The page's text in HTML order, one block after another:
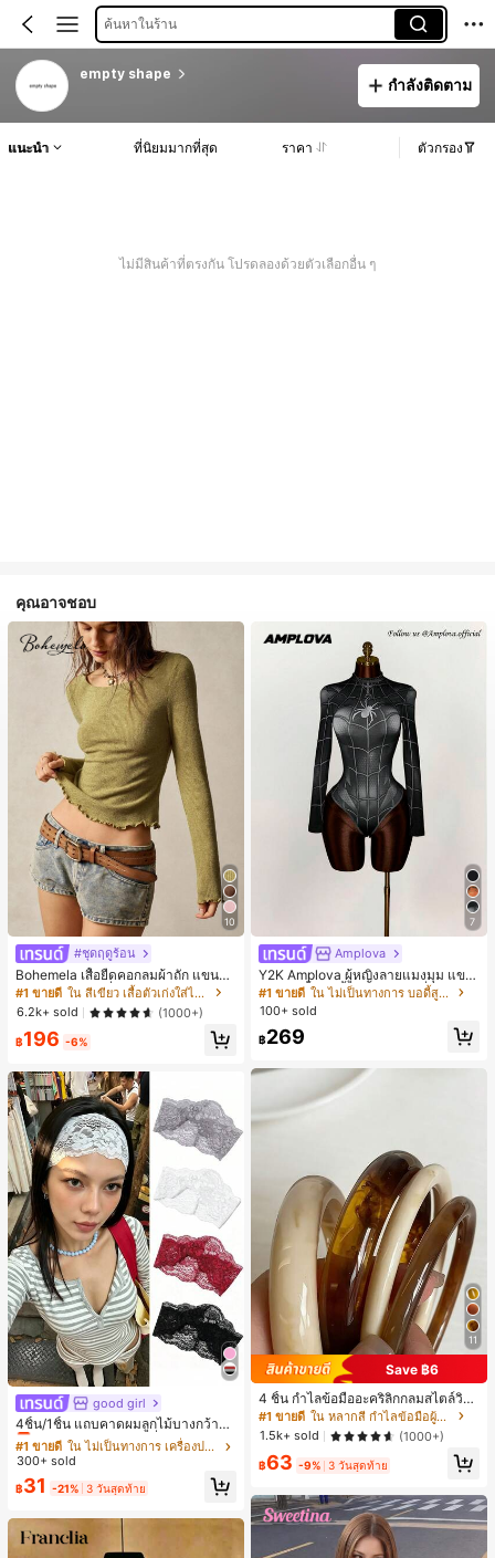
ค้นหาในร้าน
empty shape
กำลังติดตาม
แนะนำ ที่นิยมมากที่สุด ราคา ตัวกรอง
ไม่มีสินค้าที่ตรงกัน โปรดลองด้วยตัวเลือกอื่น ๆ
คุณอาจชอบ
10
#ชุดฤดูร้อน
Bohemela เสื้อยืดคอกลมผ้าถัก แขนยา
ว สีเรียบ ใช้งานทั่วไป สำหรับผู้หญิง
#1 ขายดี
ใน สีเขียว เสื้อตัวเก่งใส่ได้ทุกวัน
6.2k+ sold
(1000+)
฿196 -6%
good girl
4ชิ้น/1ชิ้น แถบคาดผมลูกไม้บางกว้างยื
ดหยุ่นสำหรับผู้หญิง, แฟชั่นอเนกประสง
ค์พรีเมียมหรูหราสไตล์มินิมอล ผ้าพันคอ
เล็กๆ ห่วงผม อุปกรณ์เสริมผม, เหมาะสำ
หรับการออกไปข้างนอกประจำวัน, ลำล
อง, งานปาร์ตี้, การเดินทาง, การพักผ่อ
น, การมัดผม, การจัดทรงผม, การแต่งห
น้า, การจับคู่ชุด, อุปกรณ์เสริมประดับผ
ม
#1 ขายดี
เกือบหมดแล้ว!
#1 ขายดี
เกือบหมดแล้ว!
#1 ขายดี
เกือบหมดแล้ว!
#1 ขายดี
ใน ไม่เป็นทางการ เครื่องประดับผมผู้หญิง
300+ sold
฿31 -21% 3 วันสุดท้าย
7
Amplova
Y2K Amplova ผู้หญิงลายแมงมุม แขน
ยาว คอตั้ง บอดี้สูท, สไตล์แฟชั่นดาร์ก
บอดี้สูทผู้หญิง บอดี้สูทฮาโลวีน บอดี้สูท
ลายใยแมงมุม
#1 ขายดี
ใน ไม่เป็นทางการ บอดี้สูทผู้หญิง
100+ sold
฿269
11
Save ฿6
4 ชิ้น กำไลข้อมืออะคริลิกกลมสไตล์วินเ
ทจหรูหราสำหรับผู้หญิง, ดีไซน์เรียบง่าย
ทันสมัย, เหมาะสำหรับสวมใส่ในชีวิตปร
ะจำวันและโอกาสต่างๆ, ของขวัญสำหรั
บเธอ
#1 ขายดี
ใน หลากสี กำไลข้อมือผู้หญิง
1.5k+ sold
(1000+)
฿63 -9% 3 วันสุดท้าย